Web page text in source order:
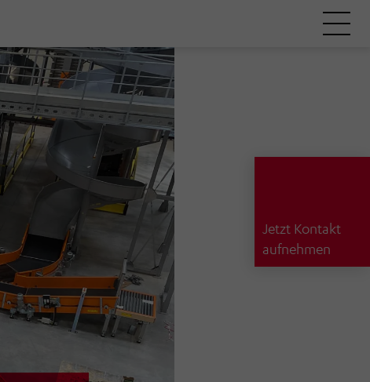
Jetzt Kontakt
aufnehmen